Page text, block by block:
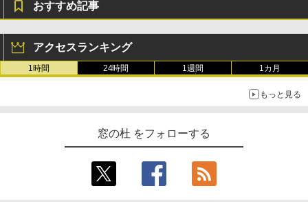
おすすめ記事
アクセスランキング
1時間 24時間 1週間 1カ月
もっと見る
窓の杜 をフォローする